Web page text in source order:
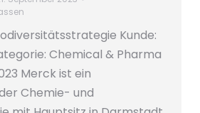
Kunde:
Chemical & Pharma
Merck ist ein
Chemie- und